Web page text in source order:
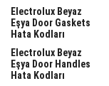
Electrolux Beyaz
Eşya Door Gaskets
Hata Kodları
Electrolux Beyaz
Eşya Door Handles
Hata Kodları